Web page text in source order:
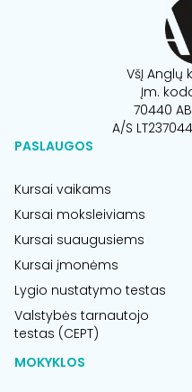
VšĮ Anglų
Įm.
70440
A/S
PASLAUGOS
Kursai vaikams
Kursai moksleiviams
Kursai suaugusiems
Kursai įmonėms
Lygio nustatymo testas
Valstybės tarnautojo
testas (CEPT)
MOKYKLOS